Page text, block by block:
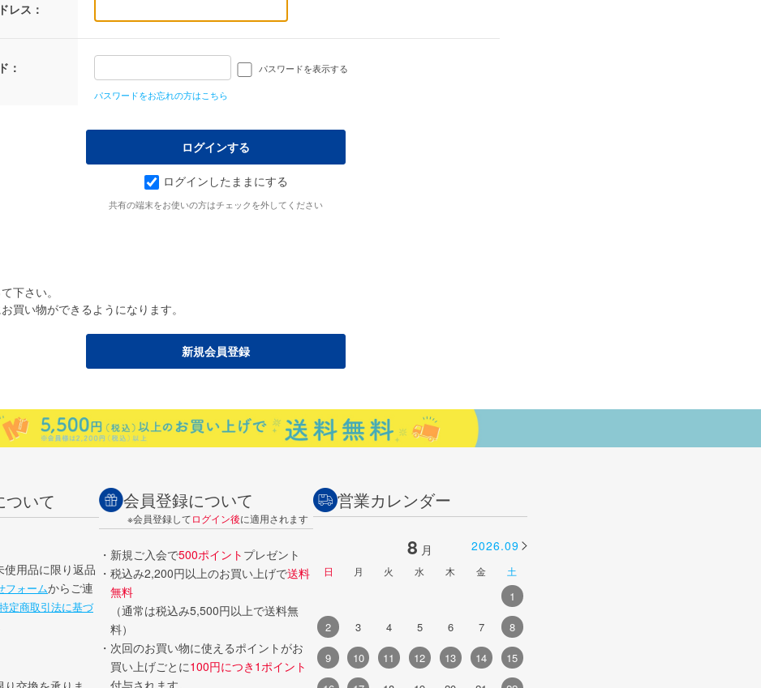
レス：
： パスワードを表示する
パスワードをお忘れの方はこちら
ログインしたままにする
共有の端末をお使いの方はチェックを外してください
下さい。
買い物ができるようになります。
ついて
用品に限り返品
フォームからご連
定商取引法に基づ
会員登録について
※会員登録してログイン後に適用されます
・新規ご入会で500ポイント プレゼント
・税込み2,200円以上のお買い上げで送料
無料
（通常は税込み5,500円以上で送料無
料）
・次回のお買い物に使えるポイントがお
買い上げごとに100円につき1ポイント
付与されます。
営業カレンダー
8 月 2026.09
日 月 火 水 木 金 土
1
2
3 4 5 6 7
8
9
10 11 12 13 14
15